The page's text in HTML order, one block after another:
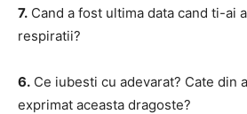
7. Cand a fost ultima data cand ti-ai
respiratii?
6. Ce iubesti cu adevarat? Cate din
exprimat aceasta dragoste?